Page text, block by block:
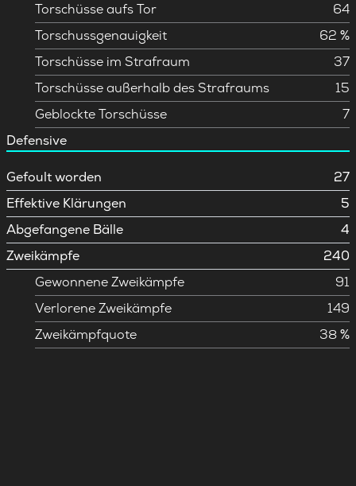
Torschüsse aufs Tor
64
Torschussgenauigkeit
62 %
Torschüsse im Strafraum
37
Torschüsse außerhalb des Strafraums
15
Geblockte Torschüsse
7
Defensive
Gefoult worden
27
Effektive Klärungen
5
Abgefangene Bälle
4
Zweikämpfe
240
Gewonnene Zweikämpfe
91
Verlorene Zweikämpfe
149
Zweikämpfquote
38 %